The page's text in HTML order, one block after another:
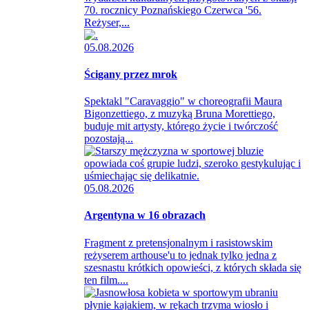
70. rocznicy Poznańskiego Czerwca '56.
Reżyser,...
05.08.2026
Ścigany przez mrok
Spektakl "Caravaggio" w choreografii Maura
Bigonzettiego, z muzyką Bruna Morettiego,
buduje mit artysty, którego życie i twórczość
pozostają...
05.08.2026
Argentyna w 16 obrazach
Fragment z pretensjonalnym i rasistowskim
reżyserem arthouse'u to jednak tylko jedna z
szesnastu krótkich opowieści, z których składa się
ten film....